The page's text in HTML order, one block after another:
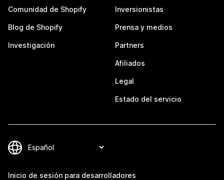
Comunidad de Shopify
Blog de Shopify
Investigación
Inversionistas
Prensa y medios
Partners
Afiliados
Legal
Estado del servicio
Inicio de sesión para desarrolladores